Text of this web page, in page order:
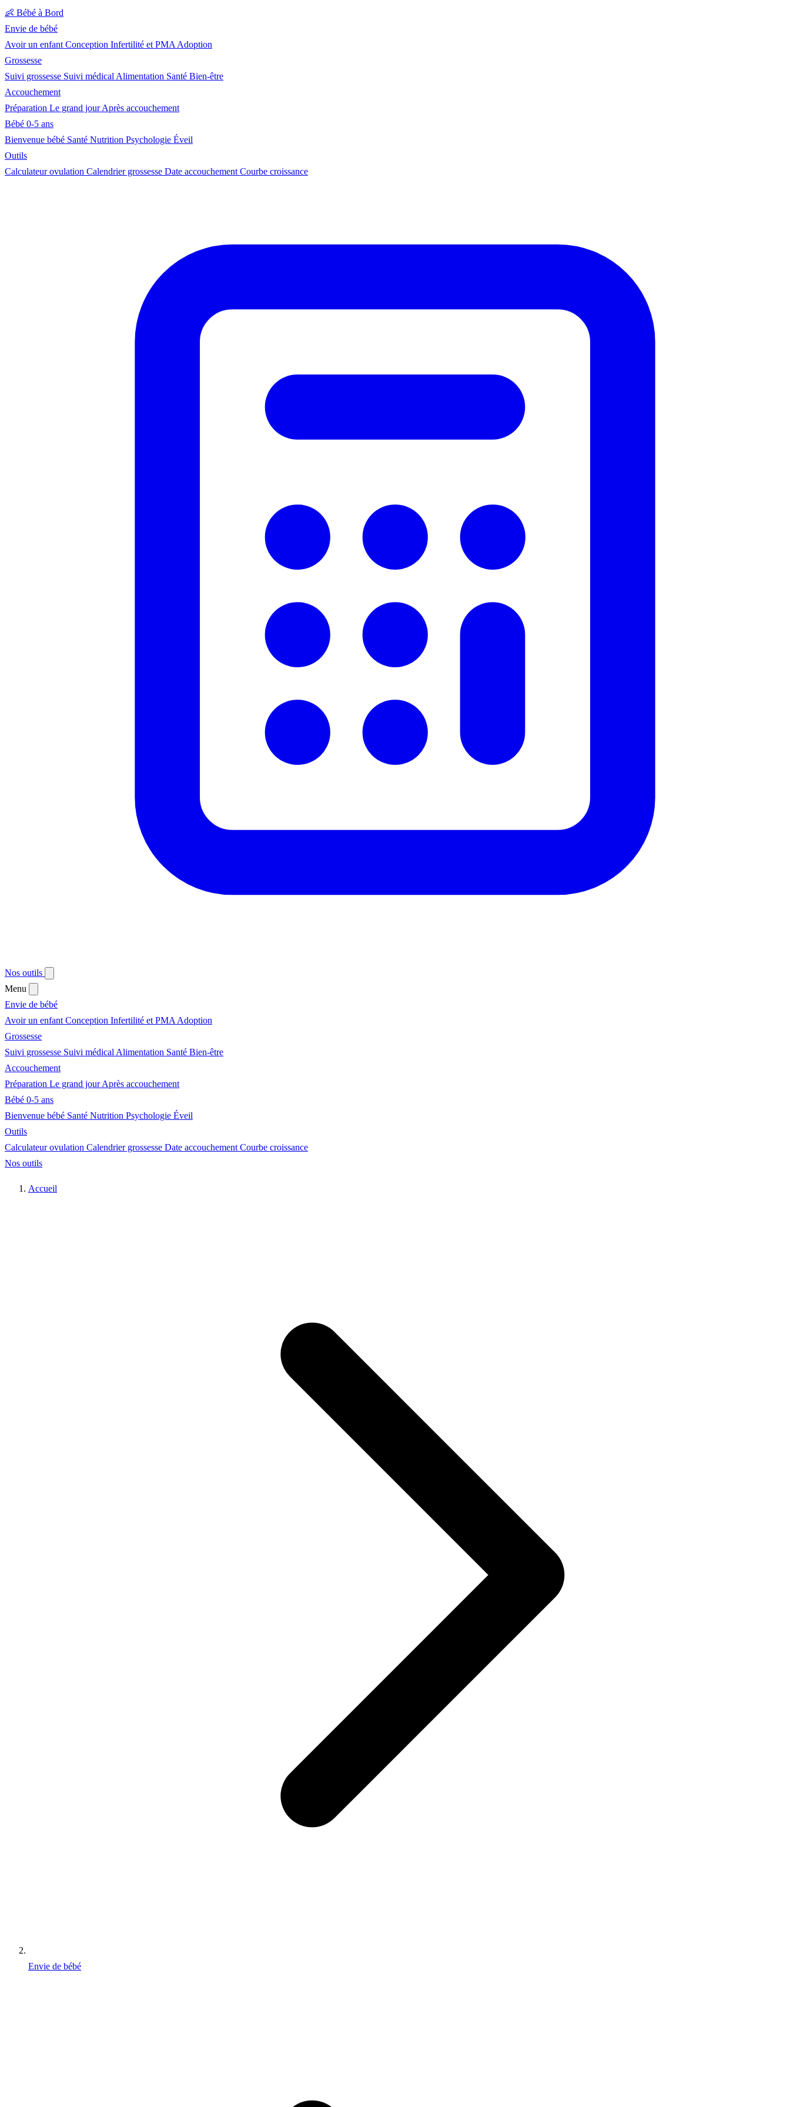
👶 Bébé à Bord
Envie de bébé
Avoir un enfant Conception Infertilité et PMA Adoption
Grossesse
Suivi grossesse Suivi médical Alimentation Santé Bien-être
Accouchement
Préparation Le grand jourAprès accouchement
Bébé 0-5 ans
Bienvenue bébé Santé Nutrition Psychologie Éveil
Outils
Calculateur ovulation Calendrier grossesse Date accouchement Courbe croissance
Nos outils
Menu
Envie de bébé
Avoir un enfant Conception Infertilité et PMA Adoption
Grossesse
Suivi grossesse Suivi médical Alimentation Santé Bien-être
Accouchement
Préparation Le grand jourAprès accouchement
Bébé 0-5 ans
Bienvenue bébé Santé Nutrition Psychologie Éveil
Outils
Calculateur ovulation Calendrier grossesse Date accouchement Courbe croissance
Nos outils
Accueil
Envie de bébé